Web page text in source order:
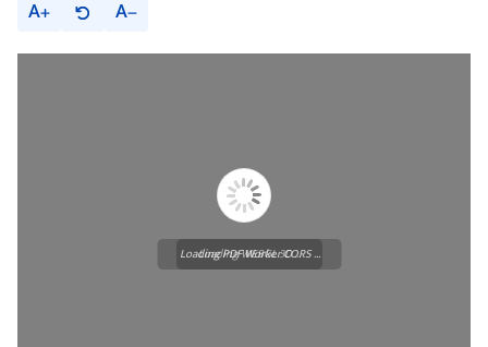
A A
Loading WEBGL 3D ...
Loading PDF Worker CORS ...